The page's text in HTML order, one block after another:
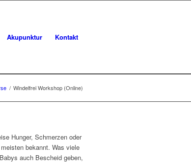
Akupunktur Kontakt
/ Windelfrei Workshop (Online)
Hunger, Schmerzen oder
bekannt. Was viele
auch Bescheid geben,